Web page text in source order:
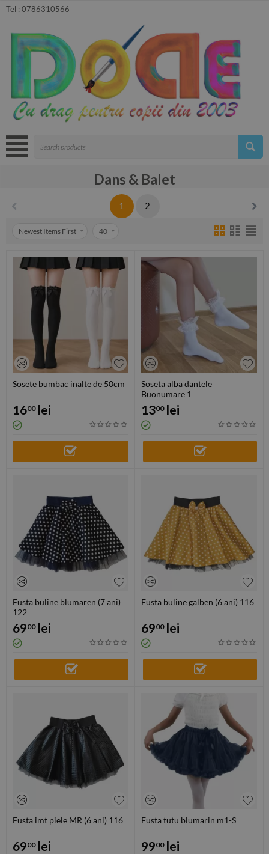
Tel :0786310566
Dans & Balet
1 2
Newest Items First 40
Sosete bumbac inalte de 50cm
1600 lei
Soseta alba dantele
Buonumare 1
1300 lei
Fusta buline blumaren (7 ani)
122
6900 lei
Fusta buline galben (6 ani) 116
6900 lei
Fusta imt piele MR (6 ani) 116
6900 lei
Fusta tutu blumarin m1-S
9900 lei